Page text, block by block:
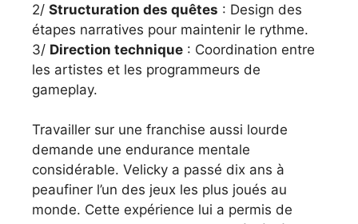
2/ Structuration des quêtes : Design des
étapes narratives pour maintenir le rythme.
3/ Direction technique : Coordination entre
les artistes et les programmeurs de
gameplay.
Travailler sur une franchise aussi lourde
demande une endurance mentale
considérable. Velicky a passé dix ans à
peaufiner l’un des jeux les plus joués au
monde. Cette expérience lui a permis de